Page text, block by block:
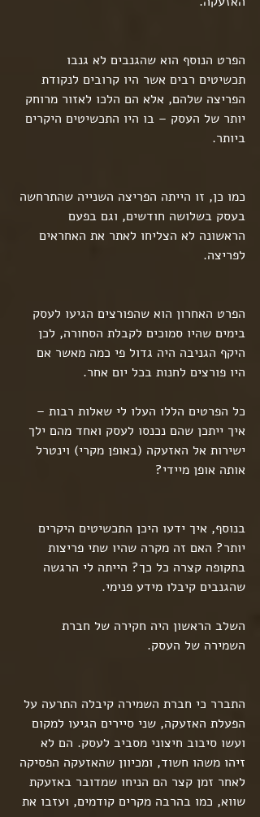
הפרט הנוסף הוא שהגנבים לא גנבו
תכשיטים רבים אשר היו קרובים לנקודת
הפריצה שלהם, אלא הם הלכו לאזור מרוחק
יותר של העסק – בו היו התכשיטים היקרים
ביותר.
כמו כן, זו הייתה הפריצה השנייה שהתרחשה
בעסק בשלושה חודשים, וגם בפעם
הראשונה לא הצליחו לאתר את האחראים
לפריצה.
הפרט האחרון הוא שהפורצים הגיעו לעסק
בימים שהיו סמוכים לקבלת הסחורה, לכן
היקף הגניבה היה גדול פי כמה מאשר אם
היו פורצים לחנות בכל יום אחר.
כל הפרטים הללו העלו לי שאלות רבות –
איך ייתכן שהם נכנסו לעסק ואחד מהם ילך
ישירות אל האזעקה (באופן מקרי) וינטרל
אותה אופן מיידי?
בנוסף, איך ידעו היכן התכשיטים היקרים
יותר? האם זה מקרה שהיו שתי פריצות
בתקופה קצרה כל כך? הייתה לי הרגשה
שהגנבים קיבלו מידע פנימי.
השלב הראשון היה חקירה של חברת
השמירה של העסק.
התברר כי חברת השמירה קיבלה התרעה על
הפעלת האזעקה, שני סיירים הגיעו למקום
ועשו סיבוב חיצוני מסביב לעסק. הם לא
זיהו משהו חשוד, ומכיוון שהאזעקה הפסיקה
לאחר זמן קצר הם הניחו שמדובר באזעקת
שווא, כמו בהרבה מקרים קודמים, ועזבו את